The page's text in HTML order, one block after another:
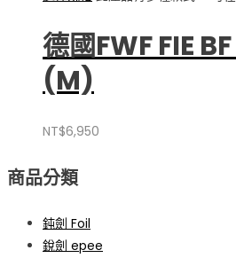
德國FWF FIE
(M)
NT$6,950
商品分類
鈍劍 Foil
銳劍 epee